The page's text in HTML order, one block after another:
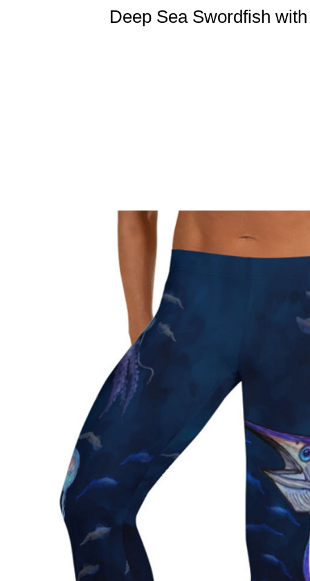
Deep Sea Swordfish